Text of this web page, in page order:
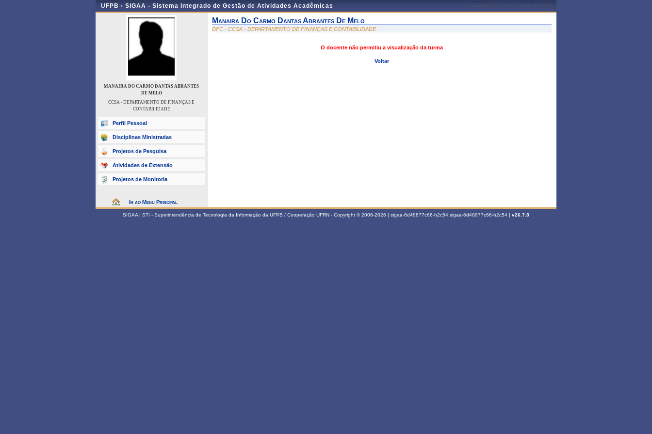
UFPB › SIGAA - Sistema Integrado de Gestão de Atividades Acadêmicas João Pessoa, 07 de Agosto de 2026
MANAIRA DO CARMO DANTAS ABRANTES
DE MELO
CCSA - DEPARTAMENTO DE FINANÇAS E
CONTABILIDADE
Perfil Pessoal
Disciplinas Ministradas
Projetos de Pesquisa
Atividades de Extensão
Projetos de Monitoria
Ir ao Menu Principal
Manaira Do Carmo Dantas Abrantes De Melo
DFC - CCSA - DEPARTAMENTO DE FINANÇAS E CONTABILIDADE
O docente não permitiu a visualização da turma
Voltar
SIGAA | STI - Superintendência de Tecnologia da Informação da UFPB / Cooperação UFRN - Copyright © 2006-2026 | sigaa-6d48877c66-h2c54.sigaa-6d48877c66-h2c54 | v26.7.8